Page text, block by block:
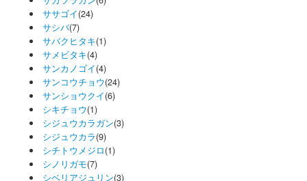
ササゴイ(24)
サシバ(7)
サバクヒタキ(1)
サメビタキ(4)
サンカノゴイ(4)
サンコウチョウ(24)
サンショウクイ(6)
シキチョウ(1)
シジュウカラガン(3)
シジュウカラ(9)
シチトウメジロ(1)
シノリガモ(7)
シベリアジュリン(3)